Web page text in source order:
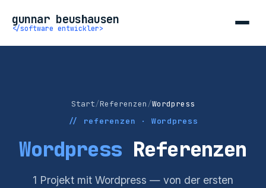
gunnar beushausen
</software entwickler>
Start/Referenzen/Wordpress
// referenzen · Wordpress
WordpressReferenzen
1 Projekt mit Wordpress — von der ersten